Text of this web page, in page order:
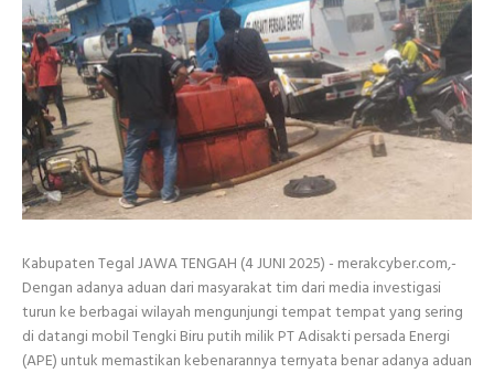
Kabupaten Tegal JAWA TENGAH (4 JUNI 2025) - merakcyber.com,-
Dengan adanya aduan dari masyarakat tim dari media investigasi
turun ke berbagai wilayah mengunjungi tempat tempat yang sering
di datangi mobil Tengki Biru putih milik PT Adisakti persada Energi
(APE) untuk memastikan kebenarannya ternyata benar adanya aduan